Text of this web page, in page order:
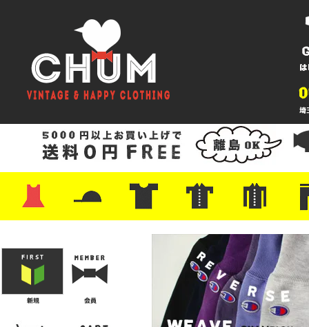
・レザーシューズ/スニーカー
・プリントTシャツ
・バンド/ツアー
・キャラクター
・Nike/adidas/スポーツ
・チャンピオン
・サーフ/スケート
・ボーダー/総柄/無地
・フットボール/リンガー
・タンクトップ/NBA・ポロシャツ
・半袖シャツ
・アロハ/サーフ/ボーリング
・ラルフ/ブランド
・無地/チェック/ストラ
・ワーク/ミリタリー/ウ
・ネル/ウール ・ショ
・アウ
・ジー
・
・ミリ
・コー
・コッ
・オー
・ジャ
ン